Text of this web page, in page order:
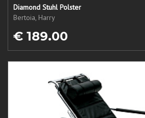
Diamond Stuhl Polster
Bertoia, Harry
€ 189.00